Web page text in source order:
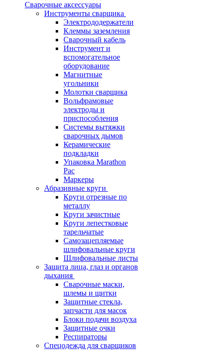
Сварочные аксессуары
Инструменты сварщика
Электрододержатели
Клеммы заземления
Сварочный кабель
Инструмент и
вспомогательное
оборудование
Магнитные
угольники
Молотки сварщика
Вольфрамовые
электроды и
приспособления
Системы вытяжки
сварочных дымов
Керамические
подкладки
Упаковка Marathon
Pac
Маркеры
Абразивные круги
Круги отрезные по
металлу
Круги зачистные
Круги лепестковые
тарельчатые
Самозацепляемые
шлифовальные круги
Шлифовальные листы
Защита лица, глаз и органов
дыхания
Сварочные маски,
шлемы и щитки
Защитные стекла,
запчасти для масок
Блоки подачи воздуха
Защитные очки
Респираторы
Спецодежда для сварщиков